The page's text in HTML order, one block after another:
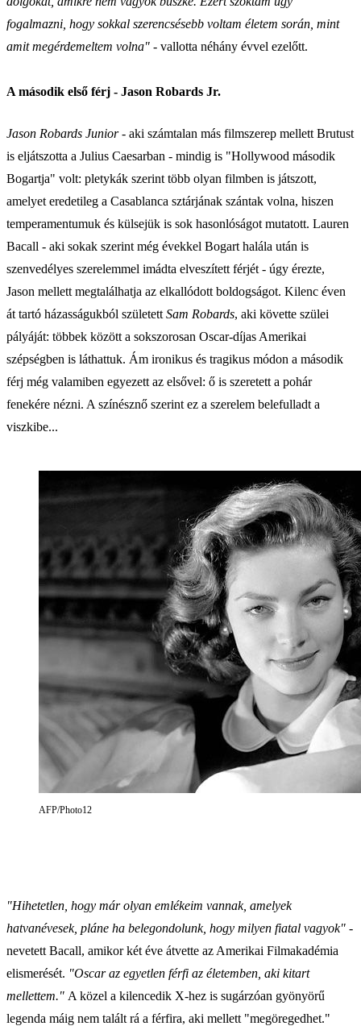
fogalmazni, hogy sokkal szerencsésebb voltam életem során, mint
amit megérdemeltem volna" - vallotta néhány évvel ezelőtt.
A második első férj - Jason Robards Jr.
Jason Robards Junior - aki számtalan más filmszerep mellett Brutust
is eljátszotta a Julius Caesarban - mindig is "Hollywood második
Bogartja" volt: pletykák szerint több olyan filmben is játszott,
amelyet eredetileg a Casablanca sztárjának szántak volna, hiszen
temperamentumuk és külsejük is sok hasonlóságot mutatott. Lauren
Bacall - aki sokak szerint még évekkel Bogart halála után is
szenvedélyes szerelemmel imádta elveszített férjét - úgy érezte,
Jason mellett megtalálhatja az elkallódott boldogságot. Kilenc éven
át tartó házasságukból született Sam Robards, aki követte szülei
pályáját: többek között a sokszorosan Oscar-díjas Amerikai
szépségben is láthattuk. Ám ironikus és tragikus módon a második
férj még valamiben egyezett az elsővel: ő is szeretett a pohár
fenekére nézni. A színésznő szerint ez a szerelem belefulladt a
viszkibe...
AFP/Photo12
"Hihetetlen, hogy már olyan emlékeim vannak, amelyek
hatvanévesek, pláne ha belegondolunk, hogy milyen fiatal vagyok" -
nevetett Bacall, amikor két éve átvette az Amerikai Filmakadémia
elismerését. "Oscar az egyetlen férfi az életemben, aki kitart
mellettem." A közel a kilencedik X-hez is sugárzóan gyönyörű
legenda máig nem talált rá a férfira, aki mellett "megöregedhet."